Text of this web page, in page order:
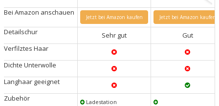
Bei Amazon anschauen
Jetzt bei Amazon kaufen Jetzt bei Amazon kaufen
Detailschur Sehr gut
Gut
Verfilztes Haar
Dichte Unterwolle
Langhaar geeignet
Zubehör
Ladestation